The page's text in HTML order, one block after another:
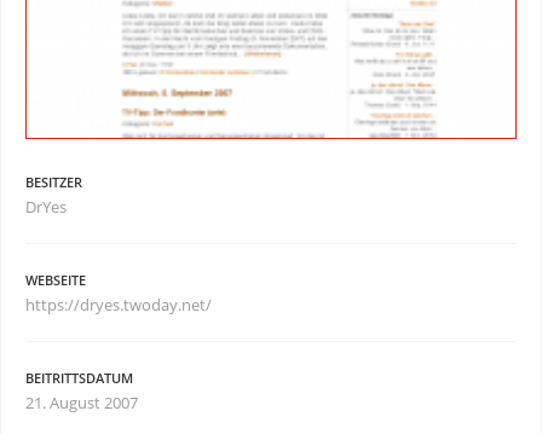
BESITZER
DrYes
WEBSEITE
https://dryes.twoday.net/
BEITRITTSDATUM
21. August 2007